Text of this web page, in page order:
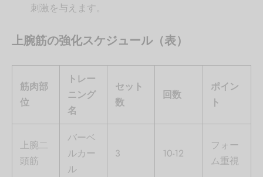
刺激を与えます。
上腕筋の強化スケジュール（表）
筋肉部
位
トレー
ニング
名
セット
数
回数
ポイン
ト
上腕二
頭筋
バーベ
ルカー
ル
3 10-12
フォー
ム重視